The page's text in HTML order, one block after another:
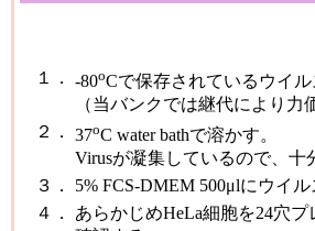
１． -80oCで保存されているウイル
（当バンクでは継代により
２．
37oC water bathで溶かす。
Virusが凝集しているので、
３．
5% FCS-DMEM 500μlにウイ
４．
あらかじめHeLa細胞を24穴